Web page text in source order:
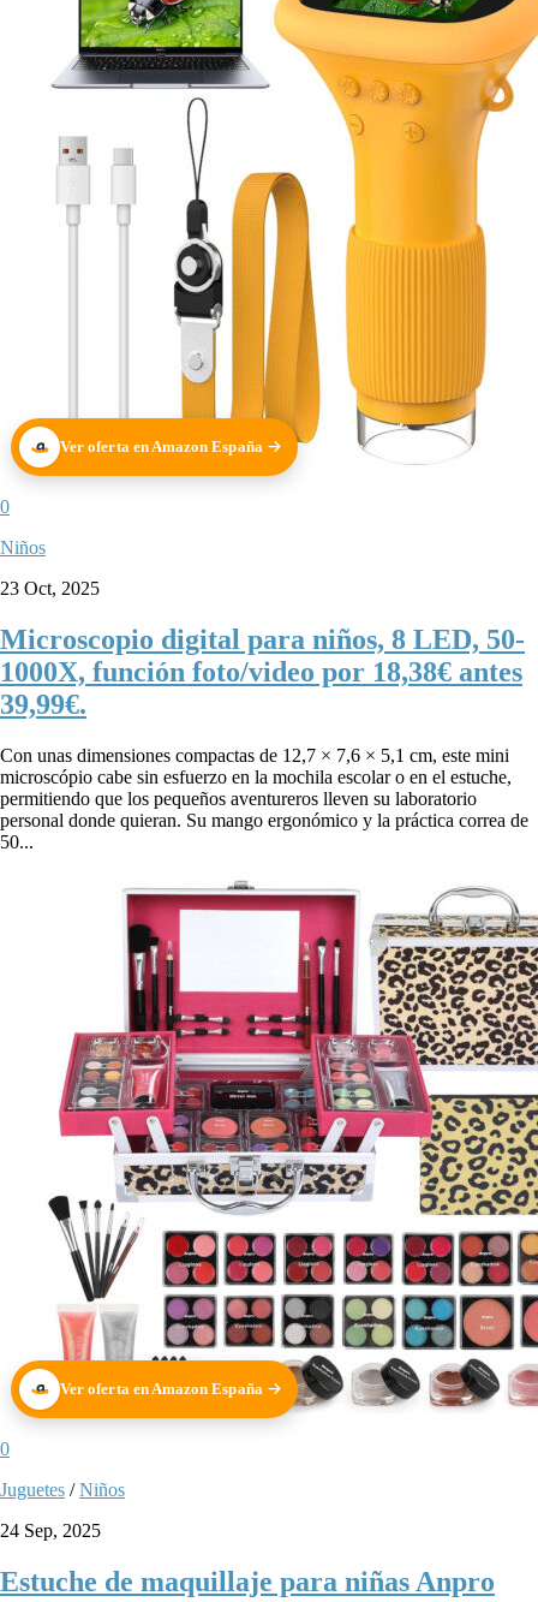
Ver oferta en Amazon España
0
Niños
23 Oct, 2025
Microscopio digital para niños, 8 LED, 50-
1000X, función foto/video por 18,38€ antes
39,99€.
Con unas dimensiones compactas de 12,7 × 7,6 × 5,1 cm, este mini
microscópio cabe sin esfuerzo en la mochila escolar o en el estuche,
permitiendo que los pequeños aventureros lleven su laboratorio
personal donde quieran. Su mango ergonómico y la práctica correa de
50...
Ver oferta en Amazon España
0
Juguetes /Niños
24 Sep, 2025
Estuche de maquillaje para niñas Anpro